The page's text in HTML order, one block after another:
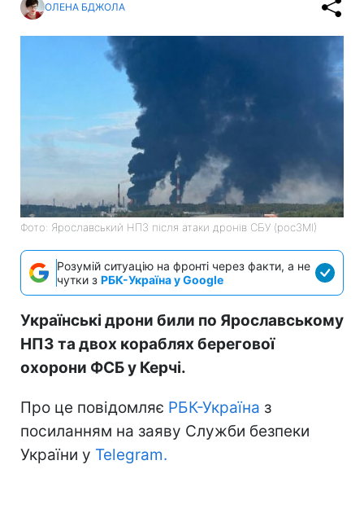
ОЛЕНА БДЖОЛА
Фото: Ярославський НПЗ після атаки дронів СБУ (росЗМІ)
Розумій ситуацію на фронті через факти, а не
чутки з РБК-Україна у Google
Українські дрони били по Ярославському
НПЗ та двох кораблях берегової
охорони ФСБ у Керчі.
Про це повідомляє РБК-Україна з
посиланням на заяву Служби безпеки
України у Telegram.